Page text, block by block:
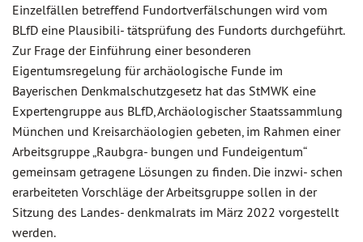
Einzelfällen betreffend Fundortverfälschungen wird vom
BLfD eine Plausibili- tätsprüfung des Fundorts durchgeführt.
Zur Frage der Einführung einer besonderen
Eigentumsregelung für archäologische Funde im
Bayerischen Denkmalschutzgesetz hat das StMWK eine
Expertengruppe aus BLfD, Archäologischer Staatssammlung
München und Kreisarchäologien gebeten, im Rahmen einer
Arbeitsgruppe „Raubgra- bungen und Fundeigentum“
gemeinsam getragene Lösungen zu finden. Die inzwi- schen
erarbeiteten Vorschläge der Arbeitsgruppe sollen in der
Sitzung des Landes- denkmalrats im März 2022 vorgestellt
werden.